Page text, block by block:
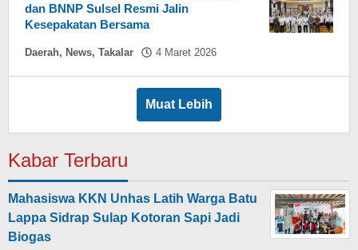
dan BNNP Sulsel Resmi Jalin
Kesepakatan Bersama
Daerah, News, Takalar 4 Maret 2026
Muat Lebih
Kabar Terbaru
Mahasiswa KKN Unhas Latih Warga Batu
Lappa Sidrap Sulap Kotoran Sapi Jadi
Biogas